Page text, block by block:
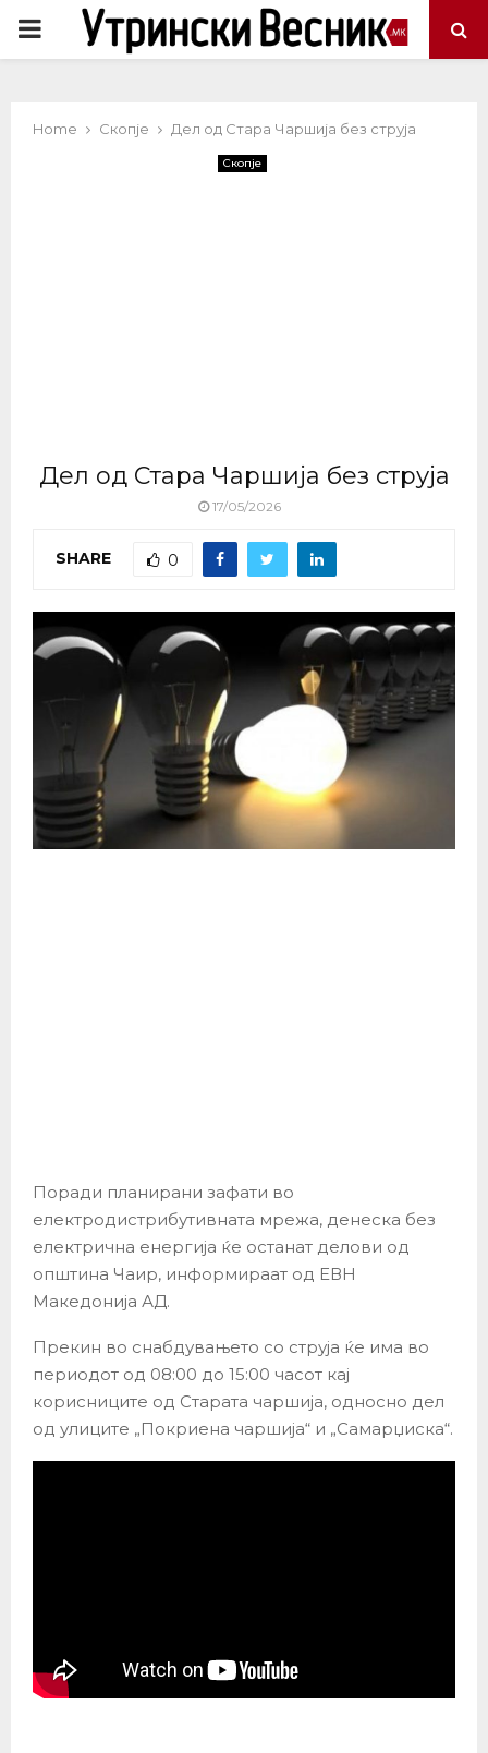
PRIMARY
Home Скопје Дел од Стара Чаршија без струја
Скопје
Дел од Стара Чаршија без струја
17/05/2026
SHARE 0
Поради планирани зафати во
електродистрибутивната мрежа, денеска без
електрична енергија ќе останат делови од
општина Чаир, информираат oд ЕВН
Македонија АД.
Прекин во снабдувањето со струја ќе има во
периодот од 08:00 до 15:00 часот кај
корисниците од Старата чаршија, односно дел
од улиците „Покриена чаршија“ и „Самарџиска“.